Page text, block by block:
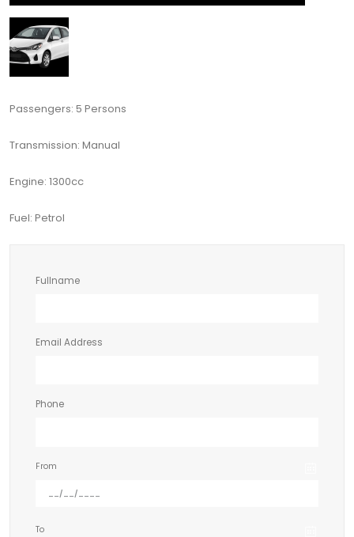
Passengers: 5 Persons
Transmission: Manual
Engine: 1300cc
Fuel: Petrol
Fullname
Email Address
Phone
From
To